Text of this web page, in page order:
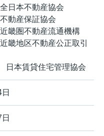
日本不動産協会
動産保証協会
畿圏不動産流通機構
畿地区不動産公正取引
本賃貸住宅管理協会